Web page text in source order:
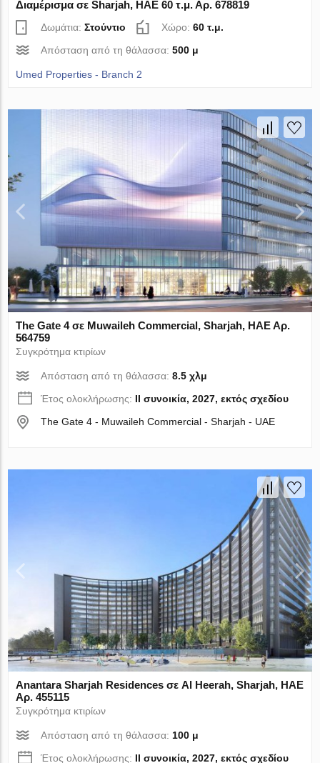
Διαμέρισμα σε Sharjah, ΗΑΕ 60 τ.μ. Αρ. 678819
Δωμάτια:Στούντιο Χώρο:60 τ.μ.
Απόσταση από τη θάλασσα:500 μ
Umed Properties - Branch 2
The Gate 4 σε Muwaileh Commercial, Sharjah, ΗΑΕ Αρ.
564759
Συγκρότημα κτιρίων
Απόσταση από τη θάλασσα:8.5 χλμ
Έτος ολοκλήρωσης: II συνοικία, 2027, εκτός σχεδίου
The Gate 4 - Muwaileh Commercial - Sharjah - UAE
Anantara Sharjah Residences σε Al Heerah, Sharjah, ΗΑΕ
Αρ. 455115
Συγκρότημα κτιρίων
Απόσταση από τη θάλασσα:100 μ
Έτος ολοκλήρωσης: II συνοικία, 2027, εκτός σχεδίου